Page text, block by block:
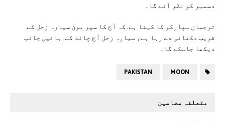
دسمبر کو نظر آئے گا۔
ترجمان سپارکو کا کہنا ہے. کہ آج کا سپر مون سیارہ زحل کے
قریب دکھائی دے رہا ہے، سیارہ زحل آج چاند کے. بائیں جانب
دیکھا جاسکے گا۔
MOON
PAKISTAN
متعلقہ مضامین